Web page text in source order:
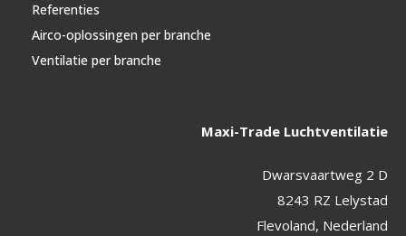
Referenties
Airco-oplossingen per branche
Ventilatie per branche
Maxi-Trade Luchtventilatie
Dwarsvaartweg 2 D
8243 RZ Lelystad
Flevoland, Nederland